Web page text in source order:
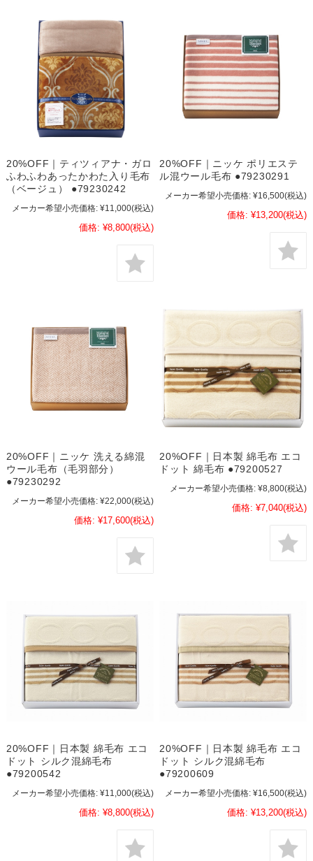
20%OFF｜ティツィアナ・ガロ
ふわふわあったかわた入り毛布
（ベージュ） ●79230242
メーカー希望小売価格: ¥11,000(税込)
価格: ¥8,800(税込)
20%OFF｜ニッケ ポリエステ
ル混ウール毛布 ●79230291
メーカー希望小売価格: ¥16,500(税込)
価格: ¥13,200(税込)
20%OFF｜ニッケ 洗える綿混
ウール毛布（毛羽部分）
●79230292
メーカー希望小売価格: ¥22,000(税込)
価格: ¥17,600(税込)
20%OFF｜日本製 綿毛布 エコ
ドット 綿毛布 ●79200527
メーカー希望小売価格: ¥8,800(税込)
価格: ¥7,040(税込)
20%OFF｜日本製 綿毛布 エコ
ドット シルク混綿毛布
●79200542
メーカー希望小売価格: ¥11,000(税込)
価格: ¥8,800(税込)
20%OFF｜日本製 綿毛布 エコ
ドット シルク混綿毛布
●79200609
メーカー希望小売価格: ¥16,500(税込)
価格: ¥13,200(税込)